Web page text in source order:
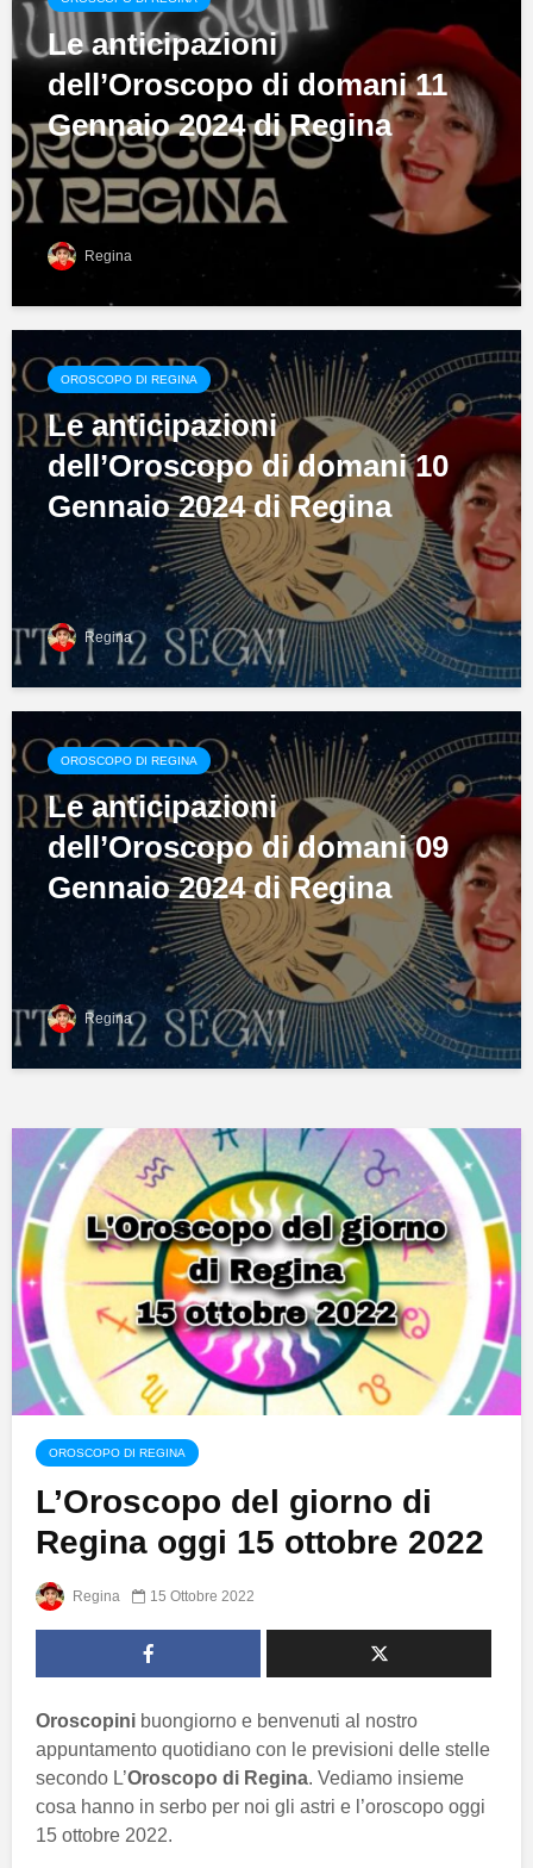
Le anticipazioni
dell’Oroscopo di domani 11
Gennaio 2024 di Regina
Regina
OROSCOPO DI REGINA
Le anticipazioni
dell’Oroscopo di domani 10
Gennaio 2024 di Regina
Regina
OROSCOPO DI REGINA
Le anticipazioni
dell’Oroscopo di domani 09
Gennaio 2024 di Regina
Regina
OROSCOPO DI REGINA
L’Oroscopo del giorno di
Regina oggi 15 ottobre 2022
Regina 15 Ottobre 2022
Oroscopini buongiorno e benvenuti al nostro
appuntamento quotidiano con le previsioni delle stelle
secondo L’Oroscopo di Regina. Vediamo insieme
cosa hanno in serbo per noi gli astri e l’oroscopo oggi
15 ottobre 2022.